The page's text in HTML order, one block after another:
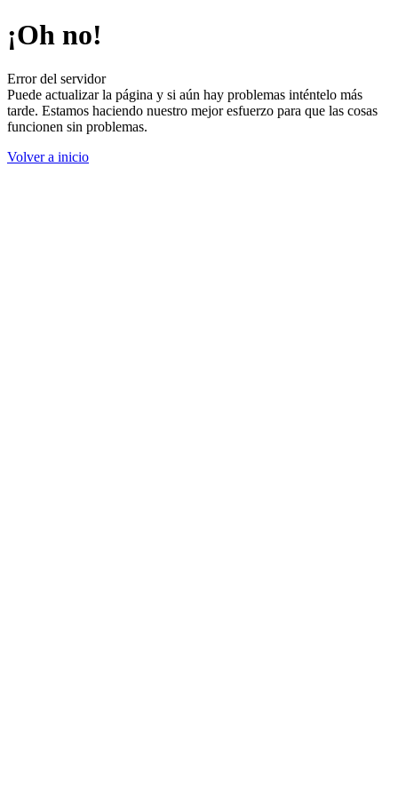
¡Oh no!
Error del servidor
Puede actualizar la página y si aún hay problemas inténtelo más
tarde. Estamos haciendo nuestro mejor esfuerzo para que las cosas
funcionen sin problemas.
Volver a inicio